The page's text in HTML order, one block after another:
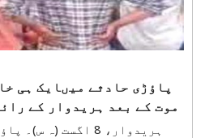
پاؤڑی حادثے میںایک ہی
موت کے بعد ہریدوار کے